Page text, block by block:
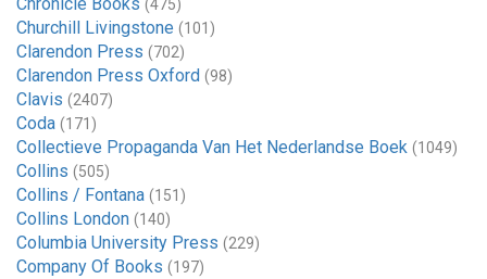
(475)
Churchill Livingstone (101)
Clarendon Press (702)
Clarendon Press Oxford (98)
Clavis (2407)
Coda (171)
Collectieve Propaganda Van Het Nederlandse Boek (1049)
Collins (505)
Collins / Fontana (151)
Collins London (140)
Columbia University Press (229)
Company Of Books (197)